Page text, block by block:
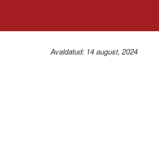
Avaldatud: 14 august, 2024